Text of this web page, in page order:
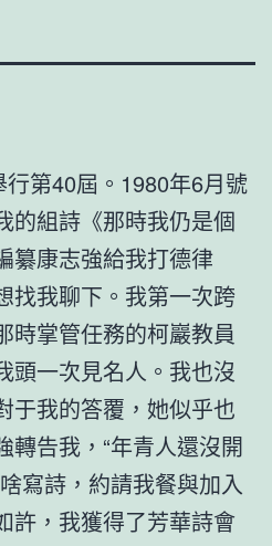
行第40屆。1980年6月號
的組詩《那時我仍是個
纂康志強給我打德律
找我聊下。我第一次跨
時掌管任務的柯巖教員
頭一次見名人。我也沒
于我的答覆，她似乎也
轉告我，“年青人還沒開
寫詩，約請我餐與加入
許，我獲得了芳華詩會